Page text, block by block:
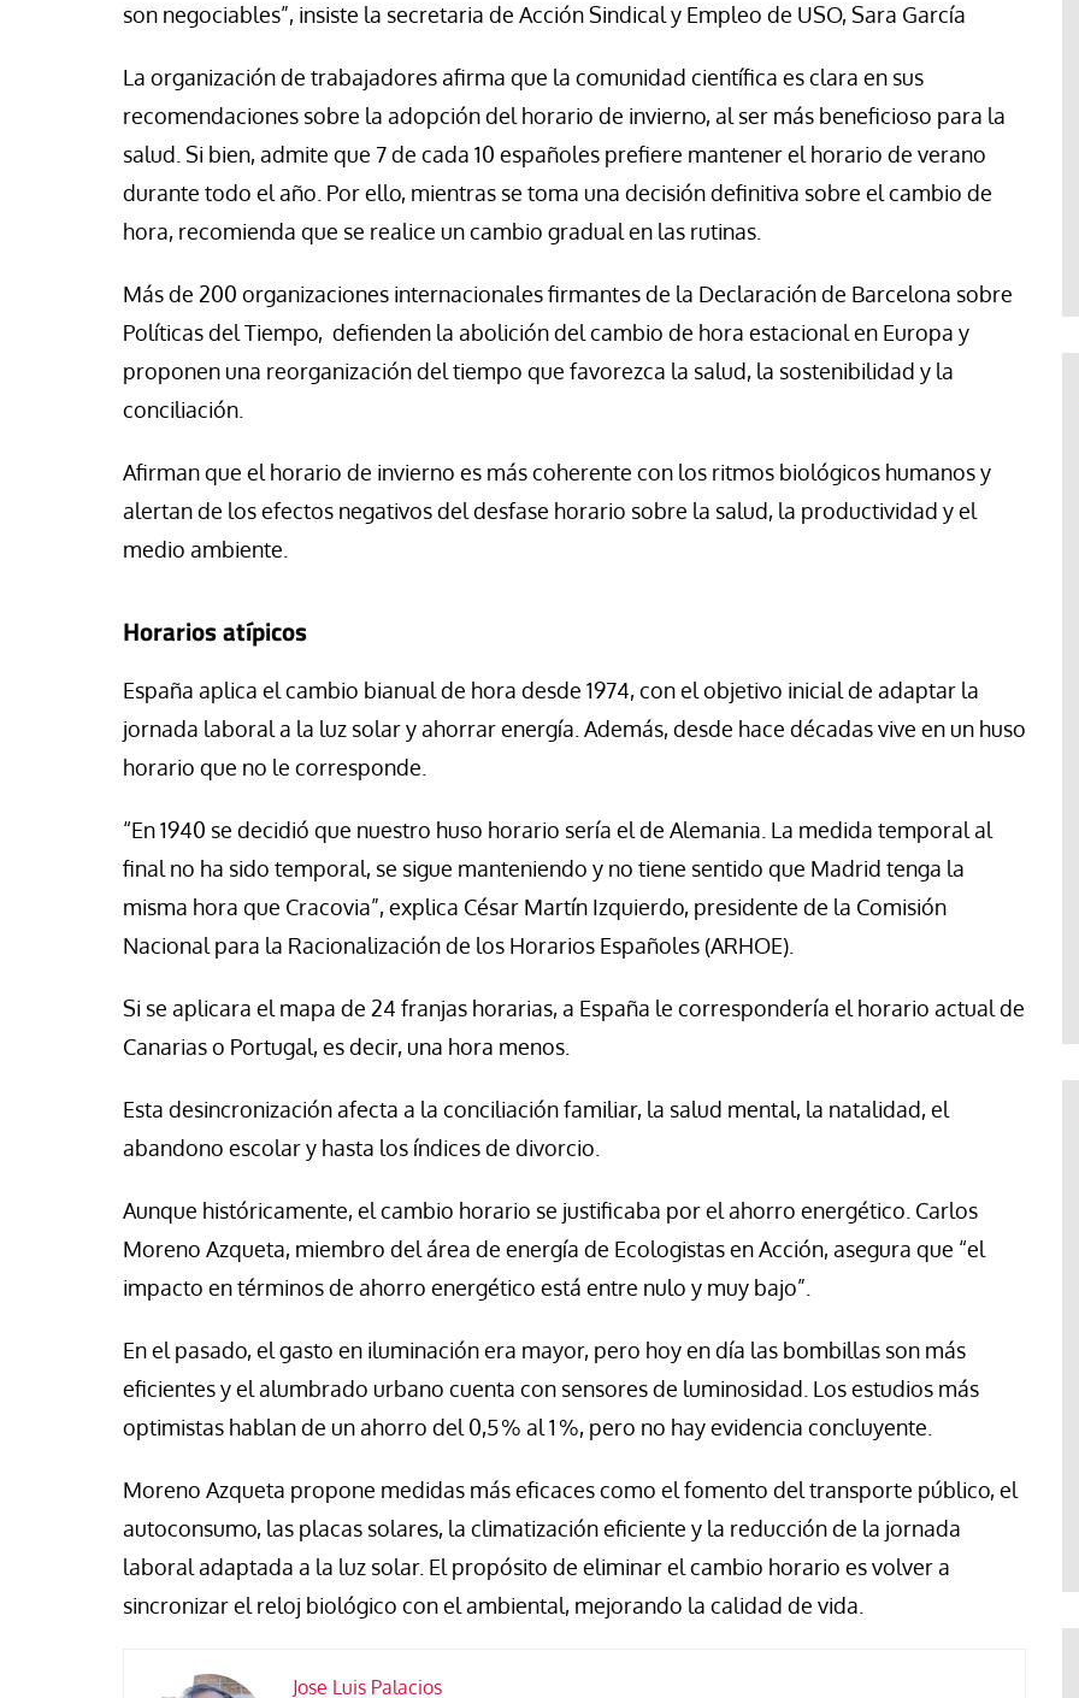
son negociables”, insiste la secretaria de Acción Sindical y Empleo de USO, Sara García
La organización de trabajadores afirma que la comunidad científica es clara en sus
recomendaciones sobre la adopción del horario de invierno, al ser más beneficioso para la
salud. Si bien, admite que 7 de cada 10 españoles prefiere mantener el horario de verano
durante todo el año. Por ello, mientras se toma una decisión definitiva sobre el cambio de
hora, recomienda que se realice un cambio gradual en las rutinas.
Más de 200 organizaciones internacionales firmantes de la Declaración de Barcelona sobre
Políticas del Tiempo, defienden la abolición del cambio de hora estacional en Europa y
proponen una reorganización del tiempo que favorezca la salud, la sostenibilidad y la
conciliación.
Afirman que el horario de invierno es más coherente con los ritmos biológicos humanos y
alertan de los efectos negativos del desfase horario sobre la salud, la productividad y el
medio ambiente.
Horarios atípicos
España aplica el cambio bianual de hora desde 1974, con el objetivo inicial de adaptar la
jornada laboral a la luz solar y ahorrar energía. Además, desde hace décadas vive en un huso
horario que no le corresponde.
“En 1940 se decidió que nuestro huso horario sería el de Alemania. La medida temporal al
final no ha sido temporal, se sigue manteniendo y no tiene sentido que Madrid tenga la
misma hora que Cracovia”, explica César Martín Izquierdo, presidente de la Comisión
Nacional para la Racionalización de los Horarios Españoles (ARHOE).
Si se aplicara el mapa de 24 franjas horarias, a España le correspondería el horario actual de
Canarias o Portugal, es decir, una hora menos.
Esta desincronización afecta a la conciliación familiar, la salud mental, la natalidad, el
abandono escolar y hasta los índices de divorcio.
Aunque históricamente, el cambio horario se justificaba por el ahorro energético. Carlos
Moreno Azqueta, miembro del área de energía de Ecologistas en Acción, asegura que “el
impacto en términos de ahorro energético está entre nulo y muy bajo”.
En el pasado, el gasto en iluminación era mayor, pero hoy en día las bombillas son más
eficientes y el alumbrado urbano cuenta con sensores de luminosidad. Los estudios más
optimistas hablan de un ahorro del 0,5 % al 1 %, pero no hay evidencia concluyente.
Moreno Azqueta propone medidas más eficaces como el fomento del transporte público, el
autoconsumo, las placas solares, la climatización eficiente y la reducción de la jornada
laboral adaptada a la luz solar. El propósito de eliminar el cambio horario es volver a
sincronizar el reloj biológico con el ambiental, mejorando la calidad de vida.
Jose Luis Palacios